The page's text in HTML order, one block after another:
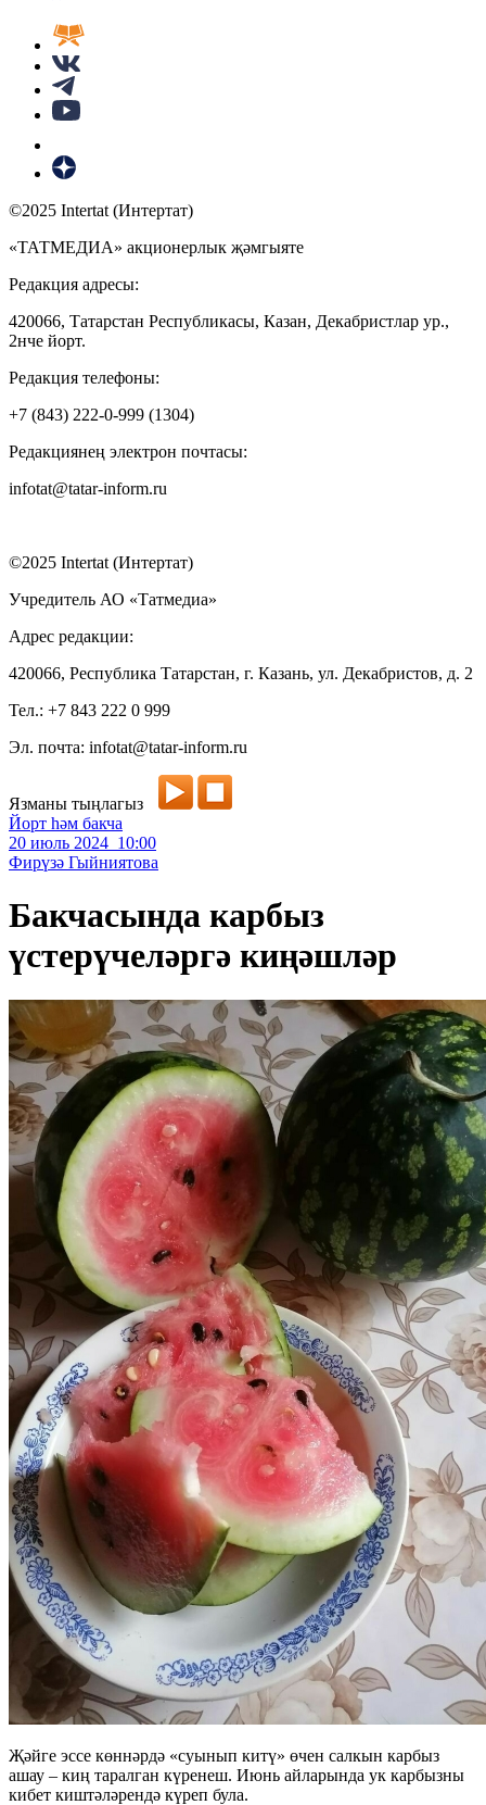
©2025 Intertat (Интертат)
«ТАТМЕДИА» акционерлык җәмгыяте
Редакция адресы:
420066, Татарстан Республикасы, Казан, Декабристлар ур.,
2нче йорт.
Редакция телефоны:
+7 (843) 222-0-999 (1304)
Редакциянең электрон почтасы:
infotat@tatar-inform.ru
©2025 Intertat (Интертат)
Учредитель АО «Татмедиа»
Адрес редакции:
420066, Республика Татарстан, г. Казань, ул. Декабристов, д. 2
Тел.: +7 843 222 0 999
Эл. почта: infotat@tatar-inform.ru
Язманы тыңлагыз
Йорт һәм бакча
20 июль 2024 10:00
Фирүзә Гыйниятова
Бакчасында карбыз
үстерүчеләргә киңәшләр
Җәйге эссе көннәрдә «суынып китү» өчен салкын карбыз
ашау – киң таралган күренеш. Июнь айларында ук карбызны
кибет киштәләрендә күреп була.